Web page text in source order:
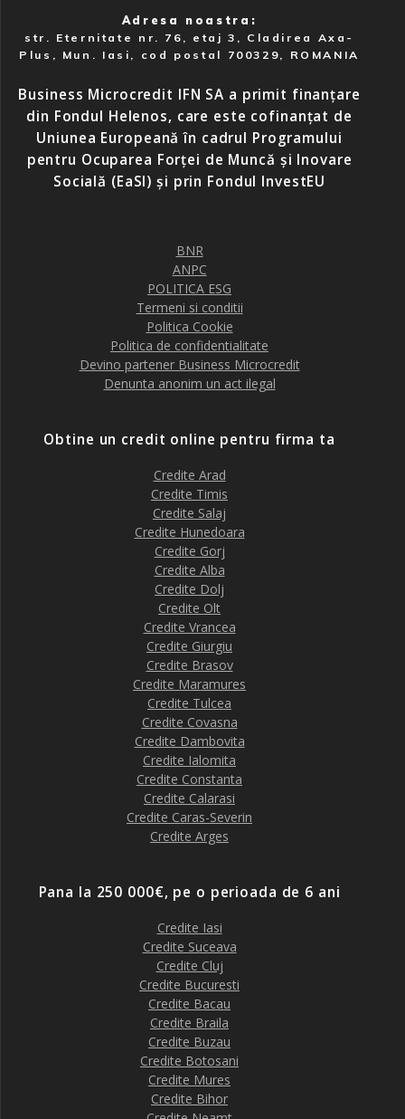
Adresa noastra:
str. Eternitate nr. 76, etaj 3, Cladirea Axa-
Plus, Mun. Iasi, cod postal 700329, ROMANIA
Business Microcredit IFN SA a primit finanțare
din Fondul Helenos, care este cofinanțat de
Uniunea Europeană în cadrul Programului
pentru Ocuparea Forței de Muncă și Inovare
Socială (EaSI) și prin Fondul InvestEU
BNR
ANPC
POLITICA ESG
Termeni si conditii
Politica Cookie
Politica de confidentialitate
Devino partener Business Microcredit
Denunta anonim un act ilegal
Obtine un credit online pentru firma ta
Credite Arad
Credite Timis
Credite Salaj
Credite Hunedoara
Credite Gorj
Credite Alba
Credite Dolj
Credite Olt
Credite Vrancea
Credite Giurgiu
Credite Brasov
Credite Maramures
Credite Tulcea
Credite Covasna
Credite Dambovita
Credite Ialomita
Credite Constanta
Credite Calarasi
Credite Caras-Severin
Credite Arges
Pana la 250 000€, pe o perioada de 6 ani
Credite Iasi
Credite Suceava
Credite Cluj
Credite Bucuresti
Credite Bacau
Credite Braila
Credite Buzau
Credite Botosani
Credite Mures
Credite Bihor